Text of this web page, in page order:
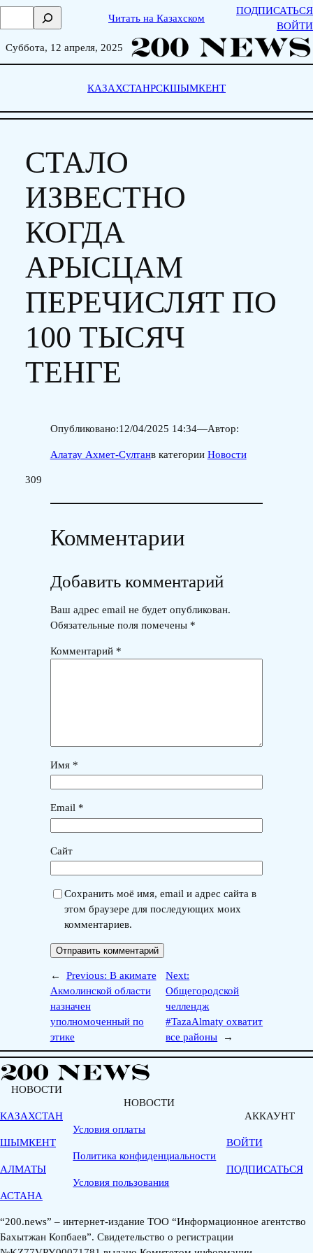
Skip
о
Читать на Казахском
ПОДПИСАТЬСЯ
ВОЙТИ
Суббота, 12 апреля, 2025
КАЗАХСТАНРСКШЫМКЕНТ
СТАЛО
ИЗВЕСТНО
КОГДА
АРЫСЦАМ
ПЕРЕЧИСЛЯТ ПО
100 ТЫСЯЧ
ТЕНГЕ
Опубликовано:12/04/2025 14:34—Автор:
Алатау Ахмет-Султанв категории Новости
309
Комментарии
Добавить комментарий
Ваш адрес email не будет опубликован.
Обязательные поля помечены *
Комментарий *
Имя *
Email *
Сайт
Сохранить моё имя, email и адрес сайта в
этом браузере для последующих моих
комментариев.
← Previous: В акимате
Акмолинской области
назначен
уполномоченный по
этике
Next:
Общегородской
челлендж
#TazaAlmaty охватит
все районы
→
НОВОСТИ
КАЗАХСТАН
ШЫМКЕНТ
АЛМАТЫ
АСТАНА
НОВОСТИ
Условия оплаты
Политика конфиденциальности
Условия пользования
АККАУНТ
ВОЙТИ
ПОДПИСАТЬСЯ
“200.news” – интернет-издание ТОО “Информационное агентство
Бахытжан Копбаев”. Свидетельство о регистрации